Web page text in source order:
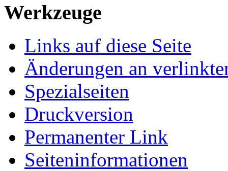
Werkzeuge
Links auf diese Seite
Änderungen an
Spezialseiten
Druckversion
Permanenter Link
Seiten­informationen